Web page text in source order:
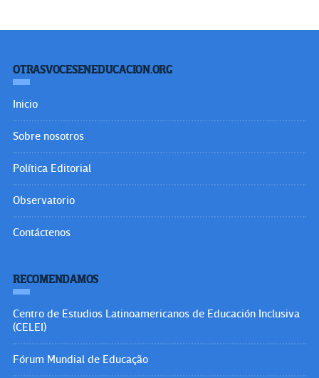
OTRASVOCESENEDUCACION.ORG
Inicio
Sobre nosotros
Política Editorial
Observatorio
Contáctenos
RECOMENDAMOS
Centro de Estudios Latinoamericanos de Educación Inclusiva
(CELEI)
Fórum Mundial de Educação